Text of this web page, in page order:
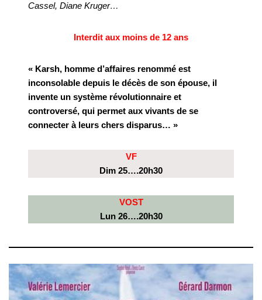
Cassel, Diane Kruger…
Interdit aux moins de 12 ans
« Karsh, homme d’affaires renommé est
inconsolable depuis le décès de son épouse, il
invente un système révolutionnaire et
controversé, qui permet aux vivants de se
connecter à leurs chers disparus… »
VF
Dim 25….20h30
VOST
Lun 26….20h30